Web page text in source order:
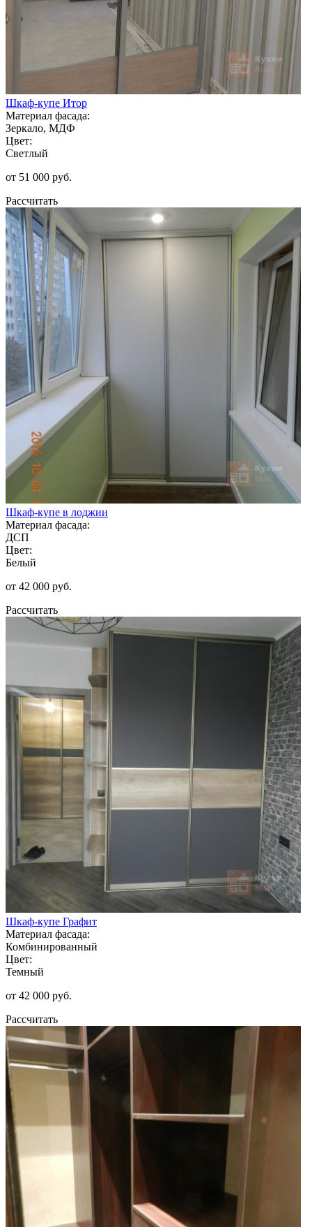
Шкаф-купе Итор
Материал фасада:
Зеркало, МДФ
Цвет:
Светлый
от 51 000 руб.
Рассчитать
Шкаф-купе в лоджии
Материал фасада:
ДСП
Цвет:
Белый
от 42 000 руб.
Рассчитать
Шкаф-купе Графит
Материал фасада:
Комбинированный
Цвет:
Темный
от 42 000 руб.
Рассчитать